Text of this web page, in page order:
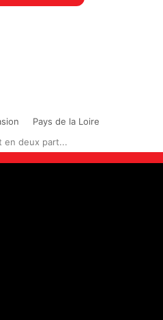
Pays de la Loire
en deux part...